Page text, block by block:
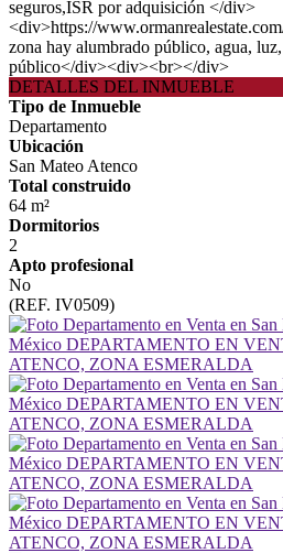
seguros,ISR por adquisición </div>
<div>https://
zona hay alumbrado público, agua,
público</div><div><br></div>
DETALLES DEL INMUEBLE
Tipo de Inmueble
Departamento
Ubicación
San Mateo Atenco
Total construido
64 m²
Dormitorios
2
Apto profesional
No
(REF. IV0509)